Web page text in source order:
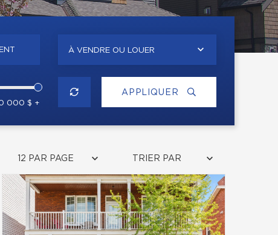
À VENDRE OU LOUER
000 $ +
APPLIQUER
12 PAR PAGE TRIER PAR